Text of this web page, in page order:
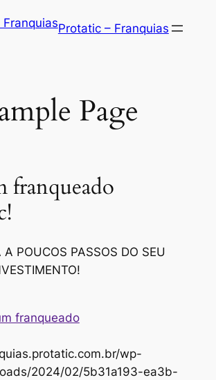
Protatic – Franquias
Page
franqueado
A POUCOS PASSOS DO SEU
franqueado
wp-
2024/02/5b31a193-ea3b-